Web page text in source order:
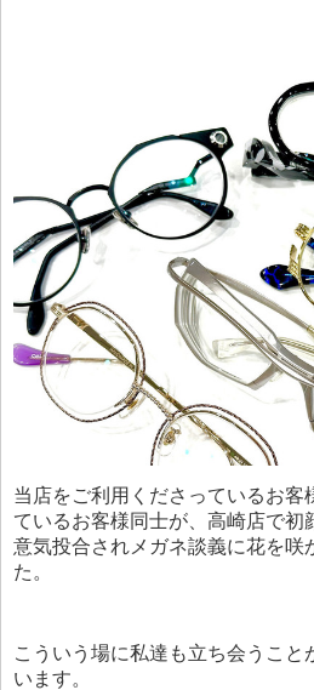
当店をご利用くださっているお客
ているお客様同士が、高崎店で初
意気投合されメガネ談義に花を咲
た。
こういう場に私達も立ち会うこと
います。